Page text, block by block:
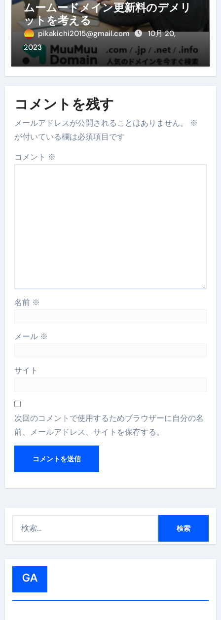
ムームードメイン更新料のデメリ
ットを考える
pikakichi2015@gmail.com
10月 20,
2023
コメントを残す
メールアドレスが公開されることはありません。
※
が付いている欄は必須項目です
コメント ※
名前 ※
メール ※
サイト
次回のコメントで使用するためブラウザーに自分の名
前、メールアドレス、サイトを保存する。
GA